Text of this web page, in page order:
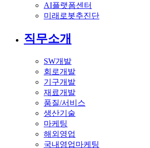
AI플랫폼센터
미래로봇추진단
직무소개
SW개발
회로개발
기구개발
재료개발
품질/서비스
생산기술
마케팅
해외영업
국내영업마케팅